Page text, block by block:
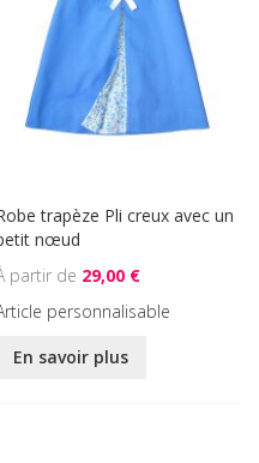
trapèze Pli creux avec un
nœud
29,00 €
personnalisable
En savoir plus